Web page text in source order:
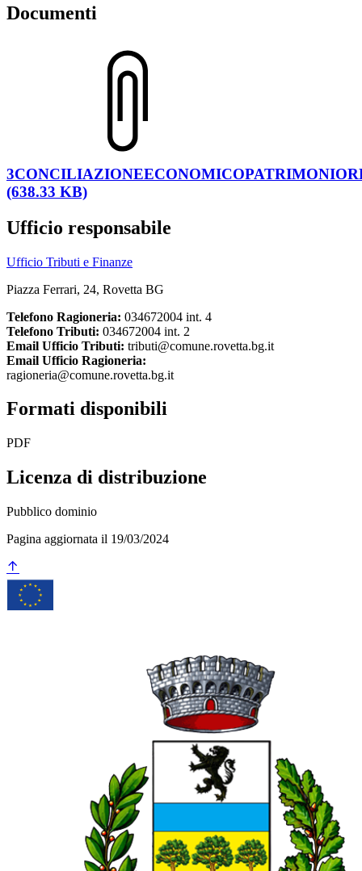
Documenti
(638.33 KB)
Ufficio responsabile
Ufficio Tributi e Finanze
Piazza Ferrari, 24, Rovetta BG
Telefono Ragioneria: 034672004 int. 4
Telefono Tributi: 034672004 int. 2
Email Ufficio Tributi: tributi@comune.rovetta.bg.it
Email Ufficio Ragioneria:
ragioneria@comune.rovetta.bg.it
Formati disponibili
PDF
Licenza di distribuzione
Pubblico dominio
Pagina aggiornata il 19/03/2024